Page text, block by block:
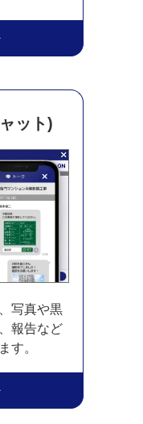
ット)
写真や黒
報告など
す。